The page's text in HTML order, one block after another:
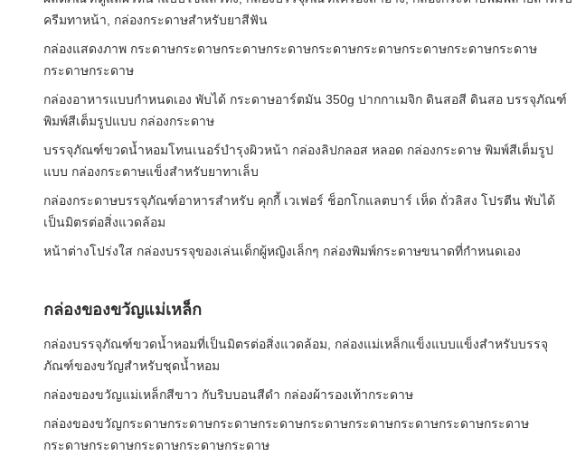
ครีมทาหน้า, กล่องกระดาษสำหรับยาสีฟัน
กล่องแสดงภาพ กระดาษกระดาษกระดาษกระดาษกระดาษกระดาษกระดาษกระดาษกระดาษ
กระดาษกระดาษ
กล่องอาหารแบบกำหนดเอง พับได้ กระดาษอาร์ตมัน 350g ปากกาเมจิก ดินสอสี ดินสอ บรรจุภัณฑ์
พิมพ์สีเต็มรูปแบบ กล่องกระดาษ
บรรจุภัณฑ์ขวดน้ำหอมโทนเนอร์บำรุงผิวหน้า กล่องลิปกลอส หลอด กล่องกระดาษ พิมพ์สีเต็มรูป
แบบ กล่องกระดาษแข็งสำหรับยาทาเล็บ
กล่องกระดาษบรรจุภัณฑ์อาหารสำหรับ คุกกี้ เวเฟอร์ ช็อกโกแลตบาร์ เห็ด ถั่วลิสง โปรตีน พับได้
เป็นมิตรต่อสิ่งแวดล้อม
หน้าต่างโปร่งใส กล่องบรรจุของเล่นเด็กผู้หญิงเล็กๆ กล่องพิมพ์กระดาษขนาดที่กําหนดเอง
กล่องของขวัญแม่เหล็ก
กล่องบรรจุภัณฑ์ขวดน้ำหอมที่เป็นมิตรต่อสิ่งแวดล้อม, กล่องแม่เหล็กแข็งแบบแข็งสำหรับบรรจุ
ภัณฑ์ของขวัญสำหรับชุดน้ำหอม
กล่องของขวัญแม่เหล็กสีขาว กับริบบอนสีดํา กล่องผ้ารองเท้ากระดาษ
กล่องของขวัญกระดาษกระดาษกระดาษกระดาษกระดาษกระดาษกระดาษกระดาษกระดาษ
กระดาษกระดาษกระดาษกระดาษกระดาษ